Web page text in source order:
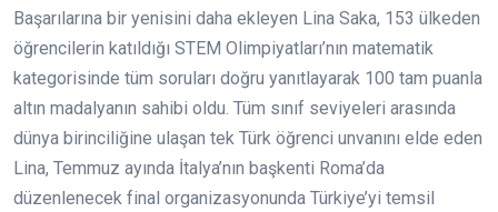
Başarılarına bir yenisini daha ekleyen Lina Saka, 153 ülkeden
öğrencilerin katıldığı STEM Olimpiyatları’nın matematik
kategorisinde tüm soruları doğru yanıtlayarak 100 tam puanla
altın madalyanın sahibi oldu. Tüm sınıf seviyeleri arasında
dünya birinciliğine ulaşan tek Türk öğrenci unvanını elde eden
Lina, Temmuz ayında İtalya’nın başkenti Roma’da
düzenlenecek final organizasyonunda Türkiye’yi temsil